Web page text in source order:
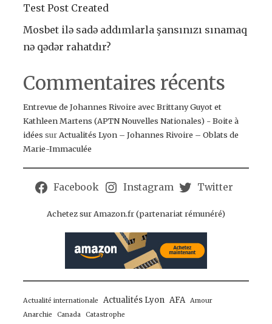
Test Post Created
Mosbet ilə sadə addımlarla şansınızı sınamaq
nə qədər rahatdır?
Commentaires récents
Entrevue de Johannes Rivoire avec Brittany Guyot et
Kathleen Martens (APTN Nouvelles Nationales) - Boite à
idées sur Actualités Lyon – Johannes Rivoire – Oblats de
Marie-Immaculée
Facebook Instagram Twitter
Achetez sur Amazon.fr (partenariat rémunéré)
Actualité internationale Actualités Lyon AFA
Amour
Anarchie
Canada Catastrophe